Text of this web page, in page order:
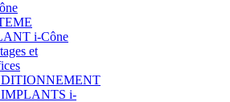
i-Cône
et
i-